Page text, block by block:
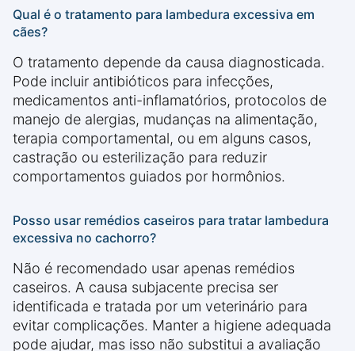
Qual é o tratamento para lambedura excessiva em
cães?
O tratamento depende da causa diagnosticada.
Pode incluir antibióticos para infecções,
medicamentos anti-inflamatórios, protocolos de
manejo de alergias, mudanças na alimentação,
terapia comportamental, ou em alguns casos,
castração ou esterilização para reduzir
comportamentos guiados por hormônios.
Posso usar remédios caseiros para tratar lambedura
excessiva no cachorro?
Não é recomendado usar apenas remédios
caseiros. A causa subjacente precisa ser
identificada e tratada por um veterinário para
evitar complicações. Manter a higiene adequada
pode ajudar, mas isso não substitui a avaliação